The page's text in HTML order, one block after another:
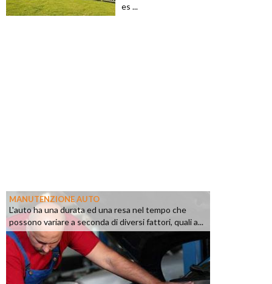
es ...
MANUTENZIONE AUTO
L'auto ha una durata ed una resa nel tempo che
possono variare a seconda di diversi fattori, quali a...